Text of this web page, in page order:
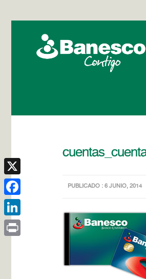
PUBLICADO : 6 JUNIO, 2014
X
Facebook
LinkedIn